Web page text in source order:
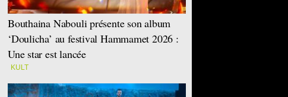
Bouthaina Nabouli présente son album
‘Doulicha’ au festival Hammamet 2026 :
Une star est lancée
KULT